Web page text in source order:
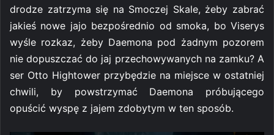
drodze zatrzyma się na Smoczej Skale, żeby zabrać
jakieś nowe jajo bezpośrednio od smoka, bo Viserys
wyśle rozkaz, żeby Daemona pod żadnym pozorem
nie dopuszczać do jaj przechowywanych na zamku? A
ser Otto Hightower przybędzie na miejsce w ostatniej
chwili, by powstrzymać Daemona próbującego
opuścić wyspę z jajem zdobytym w ten sposób.